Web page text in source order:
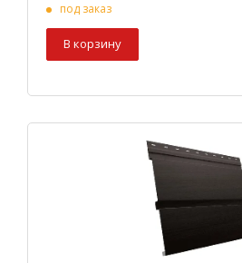
под заказ
В корзину